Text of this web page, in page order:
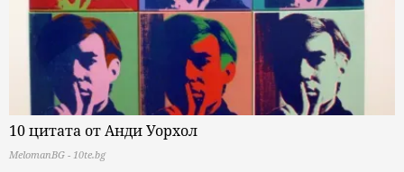
10 цитата от Анди Уорхол
MelomanBG - 10te.bg